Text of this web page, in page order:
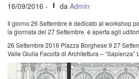
16/09/2016 - da Admin
Il giorno 26 Settembre è dedicato al workshop
la giornata del 27 Settembre è aperta agli
26 Settembre 2016 Piazza Borghese 9 27
Valle Giulia Facoltà di Architettura – “Sapienza”